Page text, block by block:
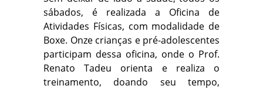
sábados, é realizada a Oficina de
Atividades Físicas, com modalidade de
Boxe. Onze crianças e pré-adolescentes
participam dessa oficina, onde o Prof.
Renato Tadeu orienta e realiza o
treinamento, doando seu tempo,